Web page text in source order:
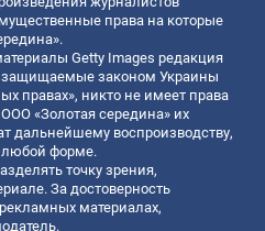
права на которые
Getty Images редакция
законом Украины
правах», никто не имеет права
«Золотая середина» их
дальнейшему воспроизводству,
любой форме.
точку зрения,
За достоверность
материалах,